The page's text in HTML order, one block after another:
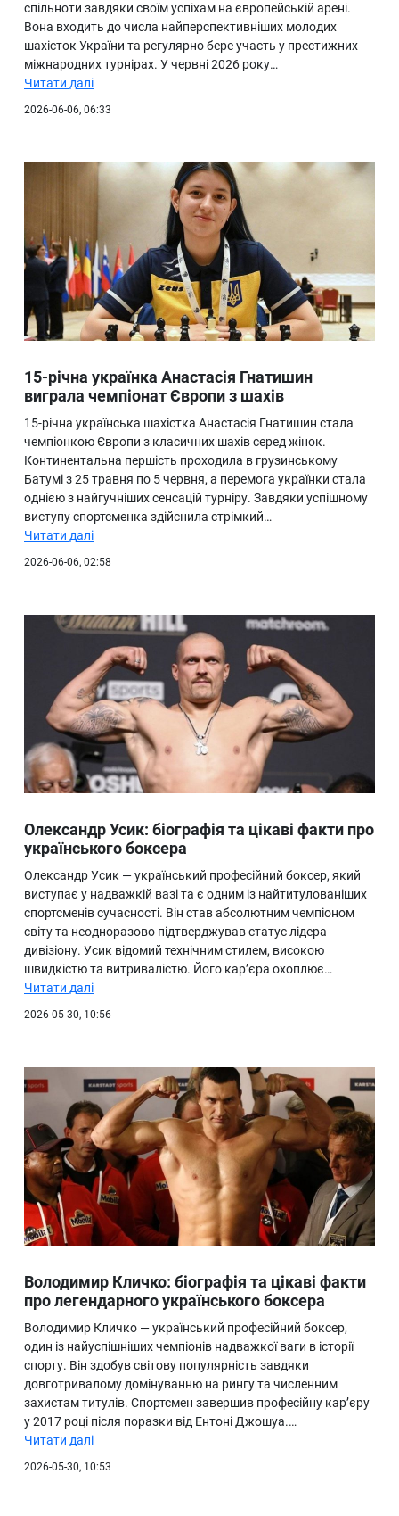
спільноти завдяки своїм успіхам на європейській арені.
Вона входить до числа найперспективніших молодих
шахісток України та регулярно бере участь у престижних
міжнародних турнірах. У червні 2026 року…
Читати далі
2026-06-06, 06:33
15-річна українка Анастасія Гнатишин
виграла чемпіонат Європи з шахів
15-річна українська шахістка Анастасія Гнатишин стала
чемпіонкою Європи з класичних шахів серед жінок.
Континентальна першість проходила в грузинському
Батумі з 25 травня по 5 червня, а перемога українки стала
однією з найгучніших сенсацій турніру. Завдяки успішному
виступу спортсменка здійснила стрімкий…
Читати далі
2026-06-06, 02:58
Олександр Усик: біографія та цікаві факти про
українського боксера
Олександр Усик — український професійний боксер, який
виступає у надважкій вазі та є одним із найтитулованіших
спортсменів сучасності. Він став абсолютним чемпіоном
світу та неодноразово підтверджував статус лідера
дивізіону. Усик відомий технічним стилем, високою
швидкістю та витривалістю. Його кар’єра охоплює…
Читати далі
2026-05-30, 10:56
Володимир Кличко: біографія та цікаві факти
про легендарного українського боксера
Володимир Кличко — український професійний боксер,
один із найуспішніших чемпіонів надважкої ваги в історії
спорту. Він здобув світову популярність завдяки
довготривалому домінуванню на рингу та численним
захистам титулів. Спортсмен завершив професійну кар’єру
у 2017 році після поразки від Ентоні Джошуа.…
Читати далі
2026-05-30, 10:53